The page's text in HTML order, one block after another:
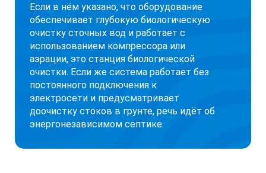
Если в нём указано, что оборудование
обеспечивает глубокую биологическую
очистку сточных вод и работает с
использованием компрессора или
аэрации, это станция биологической
очистки. Если же система работает без
постоянного подключения к
электросети и предусматривает
доочистку стоков в грунте, речь идёт об
энергонезависимом септике.